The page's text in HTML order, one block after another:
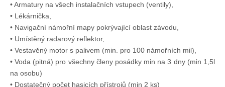
• Armatury na všech instalačních vstupech (ventily),
• Lékárnička,
• Navigační námořní mapy pokrývající oblast závodu,
• Umístěný radarový reflektor,
• Vestavěný motor s palivem (min. pro 100 námořních mil),
• Voda (pitná) pro všechny členy posádky min na 3 dny (min 1,5l
na osobu)
• Dostatečný počet hasicích přístrojů (min 2 ks)